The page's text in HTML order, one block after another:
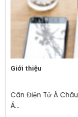
Giới thiệu
Cân Điện Tử Á
Á...